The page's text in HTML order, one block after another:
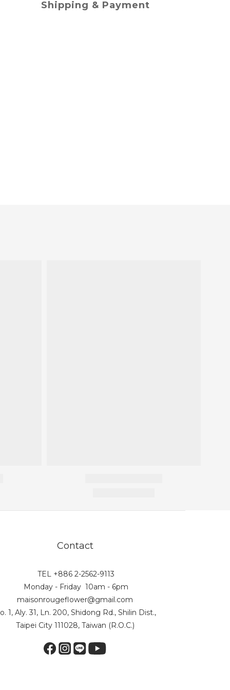
Shipping & Payment
Contact
TEL +886 2-2562-9113
Monday - Friday 10am - 6pm
maisonrougeflower@gmail.com
1, Aly. 31, Ln. 200, Shidong Rd., Shilin Dist.,
Taipei City 111028, Taiwan (R.O.C.)